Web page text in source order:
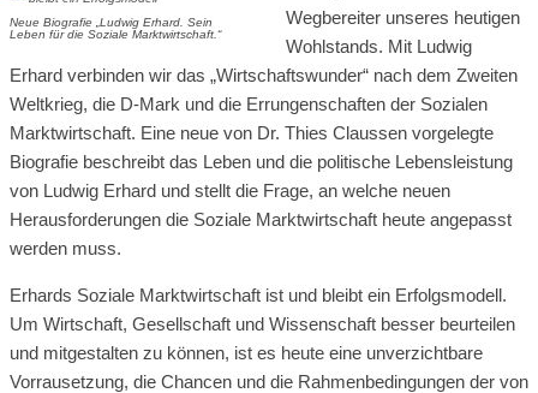
Neue Biografie „Ludwig Erhard. Sein
Leben für die Soziale Marktwirtschaft.“
Wegbereiter unseres heutigen
Wohlstands. Mit Ludwig
Erhard verbinden wir das „Wirtschaftswunder“ nach dem Zweiten
Weltkrieg, die D-Mark und die Errungenschaften der Sozialen
Marktwirtschaft. Eine neue von Dr. Thies Claussen vorgelegte
Biografie beschreibt das Leben und die politische Lebensleistung
von Ludwig Erhard und stellt die Frage, an welche neuen
Herausforderungen die Soziale Marktwirtschaft heute angepasst
werden muss.
Erhards Soziale Marktwirtschaft ist und bleibt ein Erfolgsmodell.
Um Wirtschaft, Gesellschaft und Wissenschaft besser beurteilen
und mitgestalten zu können, ist es heute eine unverzichtbare
Vorrausetzung, die Chancen und die Rahmenbedingungen der von